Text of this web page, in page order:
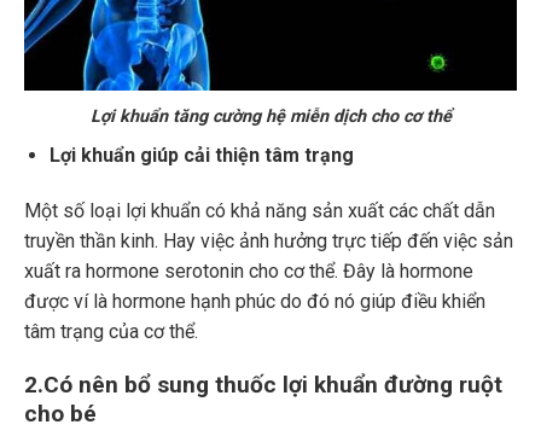
Lợi khuẩn tăng cường hệ miễn dịch cho cơ thể
Lợi khuẩn giúp cải thiện tâm trạng
Một số loại lợi khuẩn có khả năng sản xuất các chất dẫn
truyền thần kinh. Hay việc ảnh hưởng trực tiếp đến việc sản
xuất ra hormone serotonin cho cơ thể. Đây là hormone
được ví là hormone hạnh phúc do đó nó giúp điều khiển
tâm trạng của cơ thể.
2.Có nên bổ sung thuốc lợi khuẩn đường ruột
cho bé